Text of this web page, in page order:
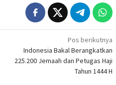
Pos berikutnya
Indonesia Bakal Berangkatkan
225.200 Jemaah dan Petugas Haji
Tahun 1444 H